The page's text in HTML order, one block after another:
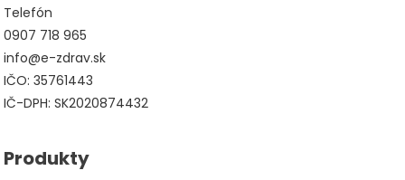
Telefón
0907 718 965
info@e-zdrav.sk
IČO: 35761443
IČ-DPH: SK2020874432
Produkty